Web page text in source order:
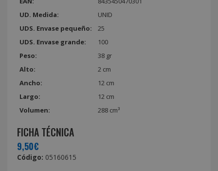
UD. Medida:
UNID
UDS. Envase pequeño:
25
UDS. Envase grande:
100
Peso:
38 gr
Alto:
2 cm
Ancho:
12 cm
Largo:
12 cm
Volumen:
288 cm³
FICHA TÉCNICA
9,50€
Código: 05160615